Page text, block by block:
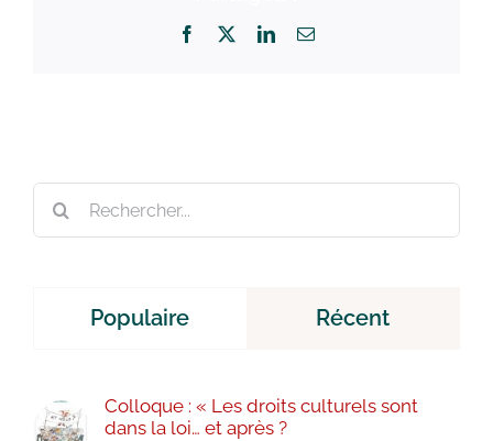
Facebook LinkedInEmail
Populaire Récent
Colloque : « Les droits culturels sont
dans la loi… et après ?